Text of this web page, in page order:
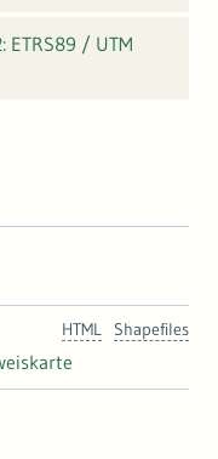
ETRS89 / UTM
Shapefiles
HTML